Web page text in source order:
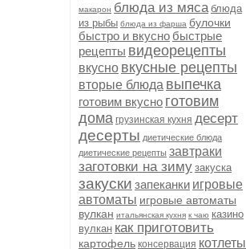
макарон блюда из мяса блюда
из рыбы блюда из фарша булочки
быстро и вкусно быстрые
рецепты видеорецепты
вкусно вкусные рецепты
вторые блюда выпечка
готовим вкусно готовим
дома грузинская кухня десерт
десерты диетические блюда
диетические рецепты завтраки
заготовки на зиму закуска
закуски запеканки игровые
автоматы игровые автоматы
вулкан итальянская кухня к чаю казино
вулкан как приготовить
картофель консервация котлеты